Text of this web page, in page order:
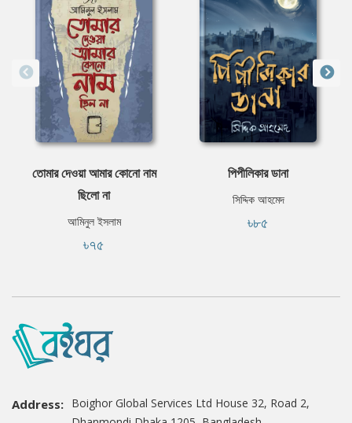
তোমার দেওয়া আমার কোনো নাম
ছিলো না
আমিনুল ইসলাম
৳৭৫
পিপীলিকার ডানা
সিদ্দিক আহমেদ
৳৮৫
Address: Boighor Global Services Ltd House 32, Road 2,